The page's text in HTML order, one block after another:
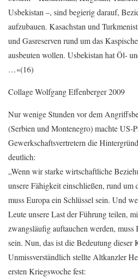
Usbekistan –, sind begierig darauf,
aufzubauen. Kasachstan und
und Gasreserven rund um das
ausbeuten wollen. Usbekistan hat Öl-
…«(16)
Collage Wolfgang Effenberger 2009
Nur wenige Stunden vor dem
(Serbien und Montenegro) machte US-
Gewerkschaftsvertretern die
deutlich:
„Wenn wir starke wirtschaftliche
unsere Fähigkeit einschließen, rund um
muss Europa ein Schlüssel sein. Und
Leute unsere Last der Führung teilen,
zwangsläufig auftauchen werden, muss
sein. Nun, das ist die Bedeutung dieser
Unmissverständlich stellte Altkanzler
ersten Kriegswoche fest: